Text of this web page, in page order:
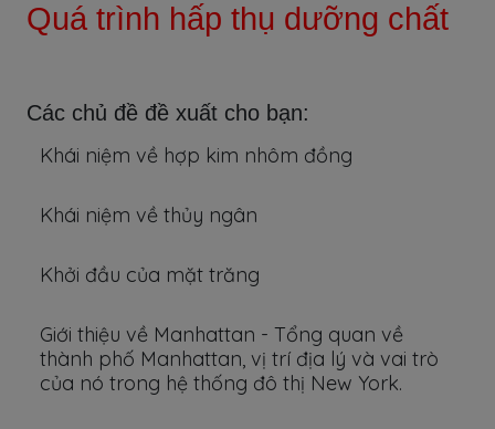
Quá trình hấp thụ dưỡng chất
Các chủ đề đề xuất cho bạn:
Khái niệm về hợp kim nhôm đồng
Khái niệm về thủy ngân
Khởi đầu của mặt trăng
Giới thiệu về Manhattan - Tổng quan về
thành phố Manhattan, vị trí địa lý và vai trò
của nó trong hệ thống đô thị New York.